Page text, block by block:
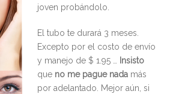
joven probándolo.
El tubo te durará 3 meses.
Excepto por el costo de envío
y manejo de $ 1.95 …
Insisto
que no me pague nada más
por adelantado. Mejor aún, si